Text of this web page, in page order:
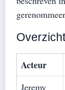
Acteur
Jeremy